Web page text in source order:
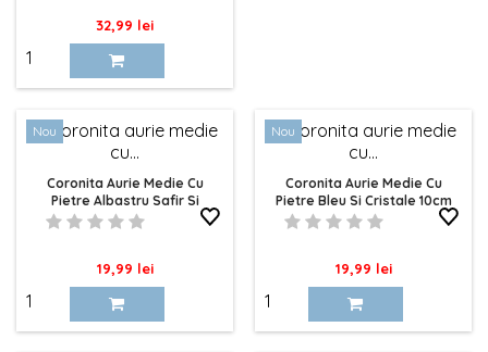
Pret
32,99 lei
Nou
Coronita Aurie Medie Cu
Pietre Albastru Safir Si
Cristale 10cm
Pret
19,99 lei
Nou
Coronita Aurie Medie Cu
Pietre Bleu Si Cristale 10cm
Pret
19,99 lei